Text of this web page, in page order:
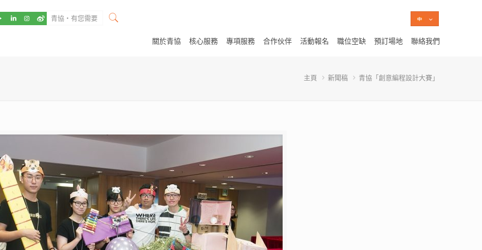
關於青協 核心服務 專項服務 合作伙伴 活動報名 職位空缺 預訂場地 聯絡我們
主頁 新聞稿 青協「創意編程設計大賽」